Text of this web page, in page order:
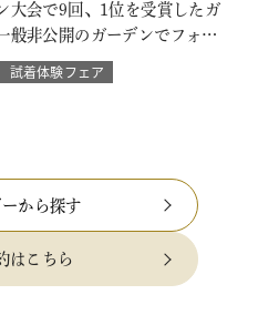
大会で9回、1位を受賞したガ
般非公開のガーデンでフォト
ンと一緒に 二人以外は誰もい
ーデンでのウェディングフォ
試着体験フェア
から探す
はこちら